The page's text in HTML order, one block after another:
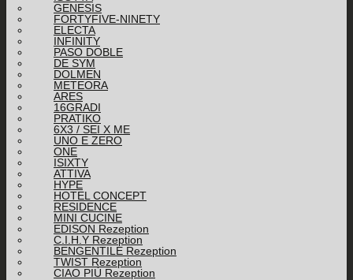
GENESIS
FORTYFIVE-NINETY
ELECTA
INFINITY
PASO DOBLE
DE SYM
DOLMEN
METEORA
ARES
16GRADI
PRATIKO
6X3 / SEI X ME
UNO E ZERO
ONE
ISIXTY
ATTIVA
HYPE
HOTEL CONCEPT
RESIDENCE
MINI CUCINE
EDISON Rezeption
C.I.H.Y Rezeption
BENGENTILE Rezeption
TWIST Rezeption
CIAO PIÙ Rezeption